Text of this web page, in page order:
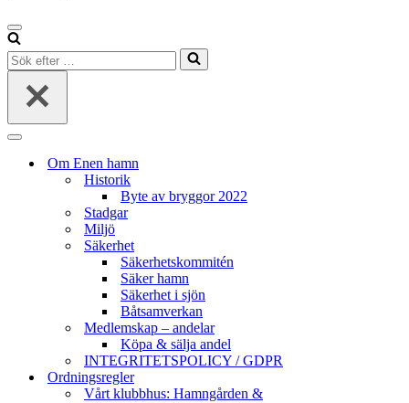
Navigeringsmeny
Sök
efter
Navigeringsmeny
Om Enen hamn
Historik
Byte av bryggor 2022
Stadgar
Miljö
Säkerhet
Säkerhetskommitén
Säker hamn
Säkerhet i sjön
Båtsamverkan
Medlemskap – andelar
Köpa & sälja andel
INTEGRITETSPOLICY / GDPR
Ordningsregler
Vårt klubbhus: Hamngården &